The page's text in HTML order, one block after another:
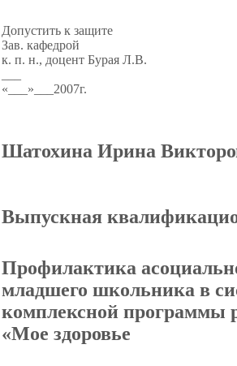
Допустить к защите
Зав. кафедрой
к. п. н., доцент Бурая Л.В.
«___»___2007г.
Шатохина Ирина
Выпускная
Профилактика
младшего школьника в
комплексной программы
«Мое здоровье